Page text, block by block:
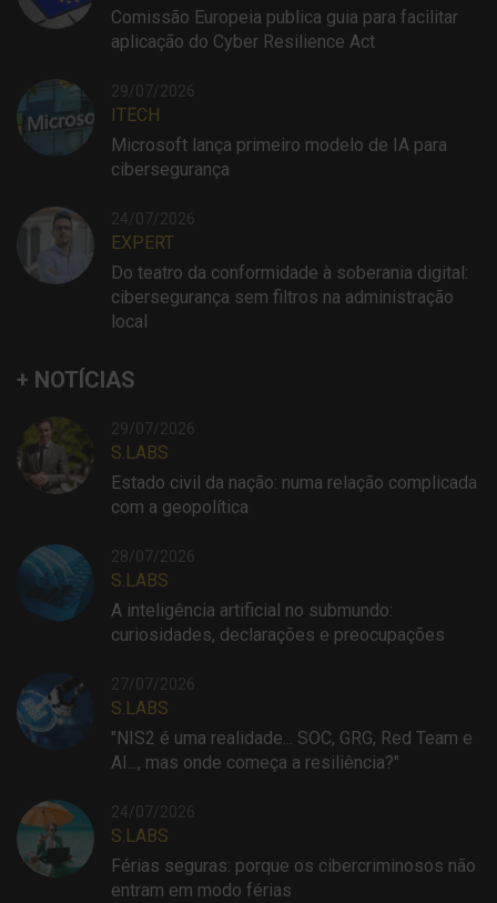
Comissão Europeia publica guia para facilitar
aplicação do Cyber Resilience Act
29/07/2026
ITECH
Microsoft lança primeiro modelo de IA para
cibersegurança
24/07/2026
EXPERT
Do teatro da conformidade à soberania digital:
cibersegurança sem filtros na administração
local
+ NOTÍCIAS
29/07/2026
S.LABS
Estado civil da nação: numa relação complicada
com a geopolítica
28/07/2026
S.LABS
A inteligência artificial no submundo:
curiosidades, declarações e preocupações
27/07/2026
S.LABS
"NIS2 é uma realidade... SOC, GRG, Red Team e
AI..., mas onde começa a resiliência?"
24/07/2026
S.LABS
Férias seguras: porque os cibercriminosos não
entram em modo férias